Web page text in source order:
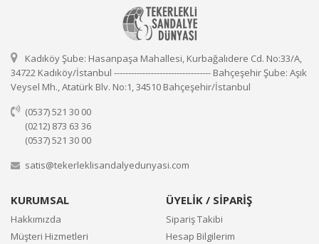
Kadıköy Şube: Hasanpaşa Mahallesi, Kurbağalıdere Cd. No:33/A,
34722 Kadıköy/İstanbul ---------------------------------- Bahçeşehir Şube: Aşık
Veysel Mh., Atatürk Blv. No:1, 34510 Bahçeşehir/İstanbul
(0537) 521 30 00
(0212) 873 63 36
(0537) 521 30 00
satis@tekerleklisandalyedunyasi.com
KURUMSAL
Hakkımızda
Müşteri Hizmetleri
ÜYELİK / SİPARİŞ
Sipariş Takibi
Hesap Bilgilerim